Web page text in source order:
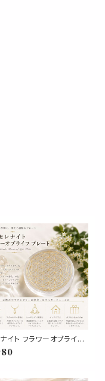
ナイト フラワーオブライフ
ト】 天然石 浄化プレート
ギー チャージ ゴールド刻